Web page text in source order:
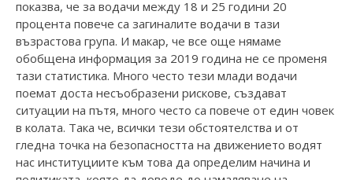
показва, че за водачи между 18 и 25 години 20
процента повече са загиналите водачи в тази
възрастова група. И макар, че все още нямаме
обобщена информация за 2019 година не се променя
тази статистика. Много често тези млади водачи
поемат доста несъобразени рискове, създават
ситуации на пътя, много често са повече от един човек
в колата. Така че, всички тези обстоятелства и от
гледна точка на безопасността на движението водят
нас институциите към това да определим начина и